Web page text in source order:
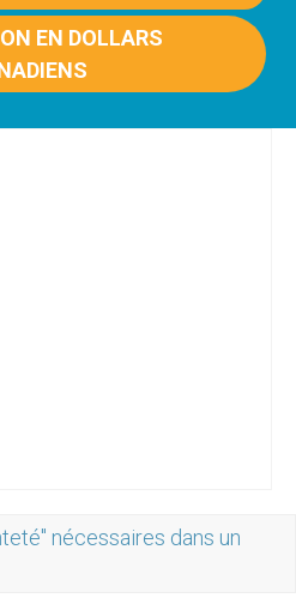
EN DOLLARS
nécessaires dans un